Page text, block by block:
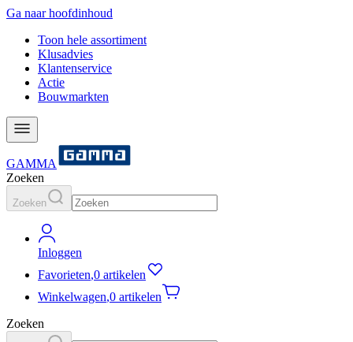
Ga naar hoofdinhoud
Toon hele assortiment
Klusadvies
Klantenservice
Actie
Bouwmarkten
GAMMA
Zoeken
Zoeken
Inloggen
Favorieten,0 artikelen
Winkelwagen,0 artikelen
Zoeken